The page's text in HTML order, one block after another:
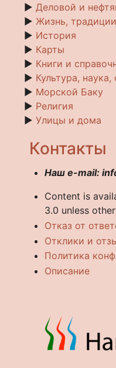
► Деловой и
► Жизнь, традиции
► История
► Карты
► Книги и
► Культура,
► Морской Баку
► Религия
► Улицы и дома
Контакты
Наш e-mail:
Content is
3.0 unless
Отказ от
Отклики и
Политика
Описание